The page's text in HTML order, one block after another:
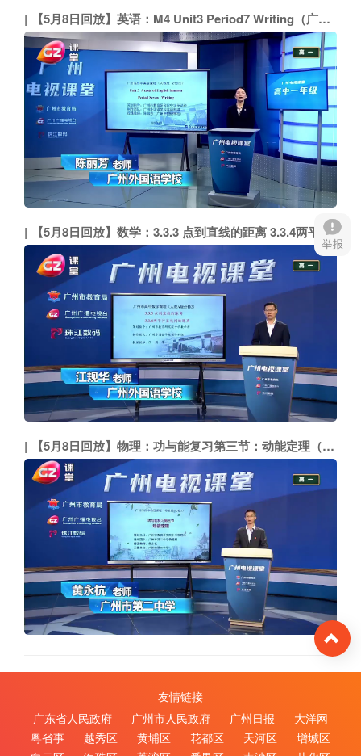
【5月8日回放】英语：M4 Unit3 Period7 Writing（广州外国语学校 陈丽芳）
【5月8日回放】数学：3.3.3 点到直线的距离 3.3.4两平行直线间的距离（广州外国语学校 江规华）
【5月8日回放】物理：功与能复习第三节：动能定理（市二中 黄永杭）
友情链接
广东省人民政府
广州市人民政府 广州日报
大洋网
粤省事
越秀区 黄埔区 花都区 天河区
增城区